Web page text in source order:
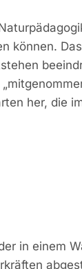
können.
her, die
in einem